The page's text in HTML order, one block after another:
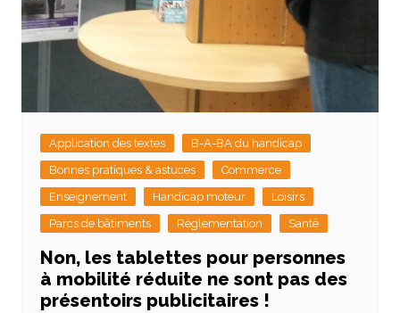
Application des textes
B-A-BA du handicap
Bonnes pratiques & astuces
Commerce
Enseignement
Handicap moteur
Loisirs
Parcs de bâtiments
Réglementation Santé
Non, les tablettes pour personnes
à mobilité réduite ne sont pas des
présentoirs publicitaires !